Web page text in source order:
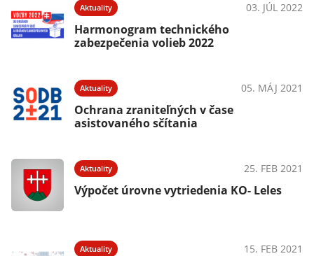
Aktuality 03. JÚL 2022
Harmonogram technického
zabezpečenia volieb 2022
Aktuality 05. MÁJ 2021
Ochrana zraniteľných v čase
asistovaného sčítania
Aktuality 25. FEB 2021
Výpočet úrovne vytriedenia KO- Leles
Aktuality 15. FEB 2021